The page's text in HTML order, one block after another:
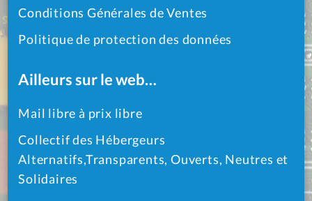
Conditions Générales de Ventes
Politique de protection des données
Ailleurs sur le web…
Mail libre à prix libre
Collectif des Hébergeurs
Alternatifs,Transparents, Ouverts, Neutres et
Solidaires